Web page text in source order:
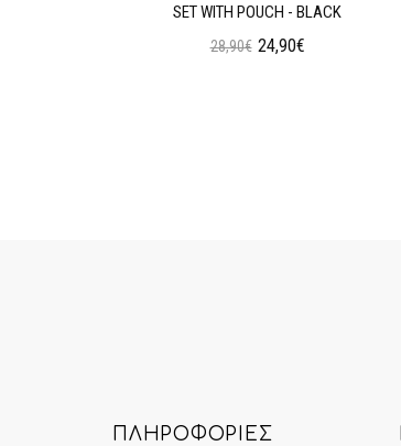
SET WITH POUCH - BLACK
28,90€ 24,90€
ΠΛΗΡΟΦΟΡΊΕΣ